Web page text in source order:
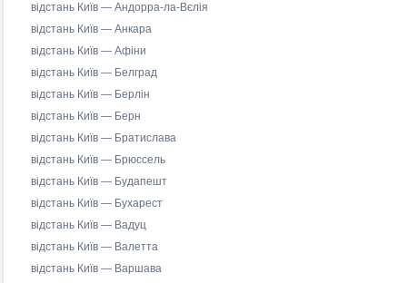
відстань Київ — Андорра-ла-Вєлія
відстань Київ — Анкара
відстань Київ — Афіни
відстань Київ — Белград
відстань Київ — Берлін
відстань Київ — Берн
відстань Київ — Братислава
відстань Київ — Брюссель
відстань Київ — Будапешт
відстань Київ — Бухарест
відстань Київ — Вадуц
відстань Київ — Валетта
відстань Київ — Варшава